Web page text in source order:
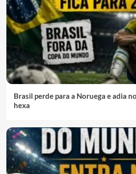
Brasil perde para a Noruega e adia
hexa